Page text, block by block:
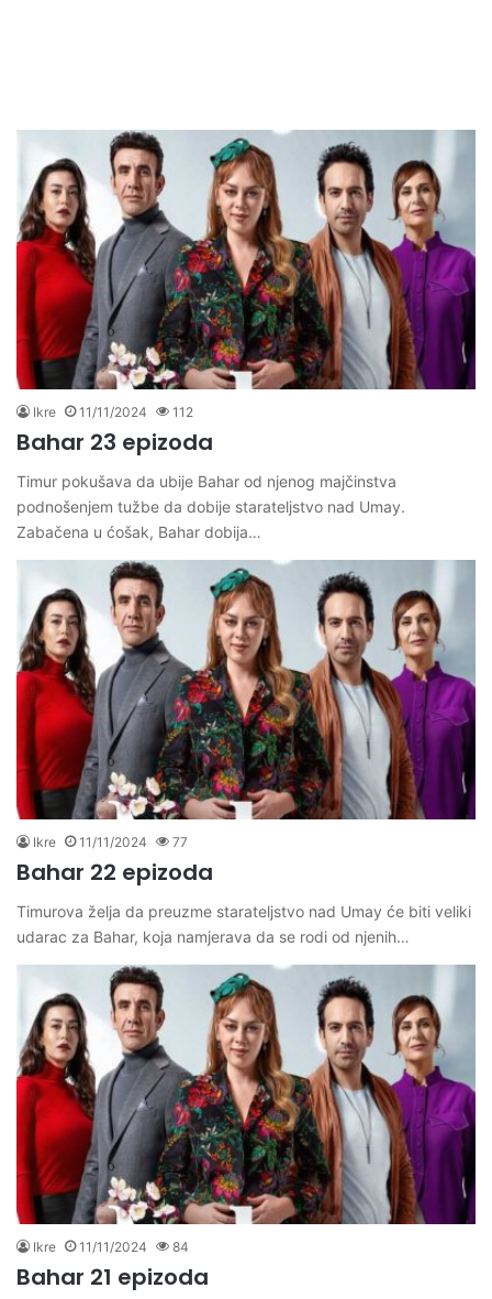
Ikre 11/11/2024 112
Bahar 23 epizoda
Timur pokušava da ubije Bahar od njenog majčinstva
podnošenjem tužbe da dobije starateljstvo nad Umay.
Zabačena u ćošak, Bahar dobija…
Ikre 11/11/2024 77
Bahar 22 epizoda
Timurova želja da preuzme starateljstvo nad Umay će biti veliki
udarac za Bahar, koja namjerava da se rodi od njenih…
Ikre 11/11/2024 84
Bahar 21 epizoda